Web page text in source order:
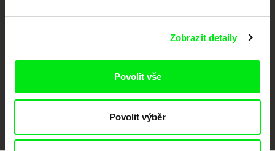
Zobrazit detaily
Povolit vše
Povolit výběr